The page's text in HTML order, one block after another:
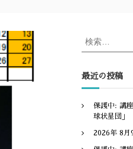
検
象
:
最近の投稿
保護中: 講
球状星団」
2026年 8月